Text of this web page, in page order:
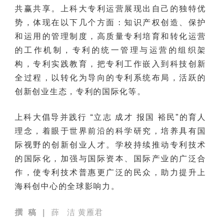
共赢共享。上科大专利运营展现出自己的独特优
势，体现在以下几个方面：知识产权创造、保护
和运用的管理制度，高质量专利培育和转化运营
的工作机制，专利的统一管理与运营的组织架
构，专利实践教育，把专利工作嵌入到科技创新
全过程，以转化为导向的专利系统布局，活跃的
创新创业生态，专利的国际化等。
上科大倡导并践行 “立志 成才 报国 裕民”的育人
理念，着眼于世界前沿的科学研究，培养具有国
际视野的创新创业人才。学校持续推动专利技术
的国际化，加强与国际资本、国际产业的广泛合
作，使专利技术普惠更广泛的民众，助力提升上
海科创中心的全球影响力。
撰 稿 |
薛 洁 黄雁君